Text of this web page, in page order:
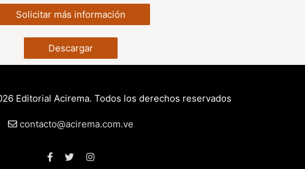
Solicitar más información
Descargar
Editorial Acirema. Todos los derechos reservados
contacto@acirema.com.ve